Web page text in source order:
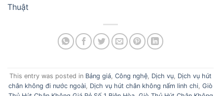
Thuật
This entry was posted in Bảng giá, Công nghệ, Dịch vụ, Dịch vụ hút
chân không đi nước ngoài, Dịch vụ hút chân không nấm linh chi, Giò